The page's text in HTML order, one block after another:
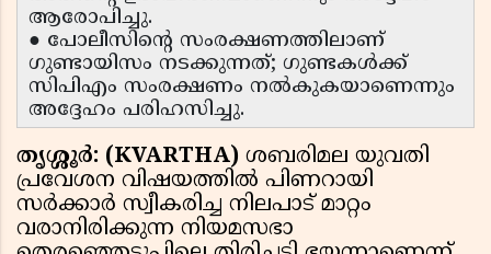
ആരോപിച്ചു.
● പോലീസിന്റെ സംരക്ഷണത്തിലാണ്
ഗുണ്ടായിസം നടക്കുന്നത്; ഗുണ്ടകൾക്ക്
സിപിഎം സംരക്ഷണം നൽകുകയാണെന്നും
അദ്ദേഹം പരിഹസിച്ചു.
തൃശ്ശൂർ: (KVARTHA) ശബരിമല യുവതി
പ്രവേശന വിഷയത്തിൽ പിണറായി
സർക്കാർ സ്വീകരിച്ച നിലപാട് മാറ്റം
വരാനിരിക്കുന്ന നിയമസഭാ